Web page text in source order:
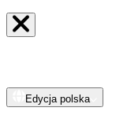
Edycja polska